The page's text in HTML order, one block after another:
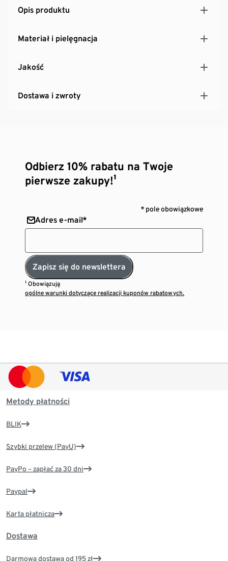
Kieszeń na pasie z szybkim dostępem
Wbudowany gwizdek bezpieczeństwa
Rozciągany pokrowiec przeciwdeszczowy z
Kompatybilny z workiem na wodę
Opis produktu
Materiał i pielęgnacja
Jakość
Dostawa i zwroty
Odbierz 10% rabatu na Twoje
pierwsze zakupy!¹
* pole obowiązkowe
Adres e-mail*
Zapisz się do newslettera
¹ Obowiązują
ogólne warunki dotyczące realizacji kuponów rabatowych.
Metody płatności
BLIK
Szybki przelew (PayU)
PayPo – zapłać za 30 dni
Paypal
Karta płatnicza
Dostawa
Darmowa dostawa od 195 zł